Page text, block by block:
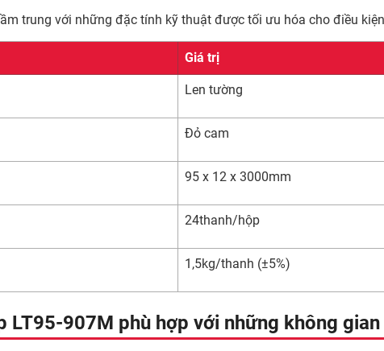
trung với những đặc tính kỹ thuật được tối ưu hóa cho điều
Giá trị
Len tường
Đỏ cam
95 x 12 x 3000mm
24thanh/hộp
1,5kg/thanh (±5%)
LT95-907M phù hợp với những không gian